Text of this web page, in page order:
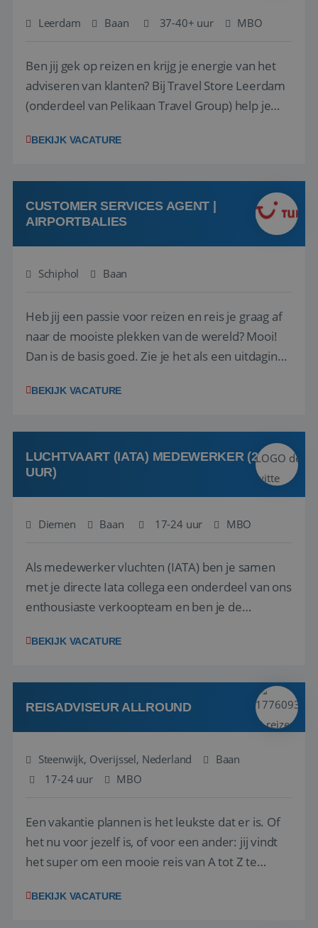
Leerdam Baan 37-40+ uur MBO
Ben jij gek op reizen en krijg je energie van het
adviseren van klanten? Bij Travel Store Leerdam
(onderdeel van Pelikaan Travel Group) help je
vinden. Samen maken we van elke reis een
hebt in de reisbranche of j...
BEKIJK VACATURE
CUSTOMER SERVICES AGENT |
AIRPORTBALIES
Schiphol Baan
Heb jij een passie voor reizen en reis je graag af
naar de mooiste plekken van de wereld? Mooi!
Dan is de basis goed. Zie je het als een uitdaging
het samenstellen en boeken van de perfecte
deze onderdelen zijn nu samen gevoegd...
BEKIJK VACATURE
LUCHTVAART (IATA) MEDEWERKER (24-32
UUR)
Diemen Baan 17-24 uur MBO
Als medewerker vluchten (IATA) ben je samen
met je directe Iata collega een onderdeel van ons
enthousiaste verkoopteam en ben je de
en tarieven waar je collega’s niet uitkomen.
kwaliteitsbewaking van alles wat met IATA te m...
BEKIJK VACATURE
REISADVISEUR ALLROUND
Steenwijk, Overijssel, Nederland
Baan
17-24 uur
MBO
Een vakantie plannen is het leukste dat er is. Of
het nu voor jezelf is, of voor een ander: jij vindt
het super om een mooie reis van A tot Z te
vakantiegangers de meest prachtige plekjes op
BEKIJK VACATURE